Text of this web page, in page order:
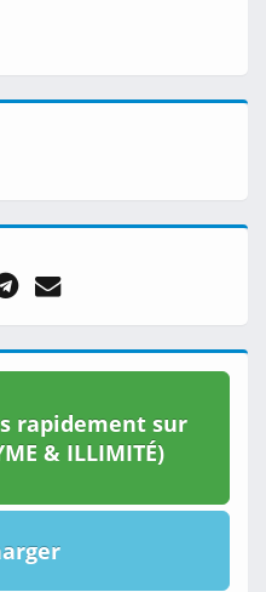
rapidement sur
& ILLIMITÉ)